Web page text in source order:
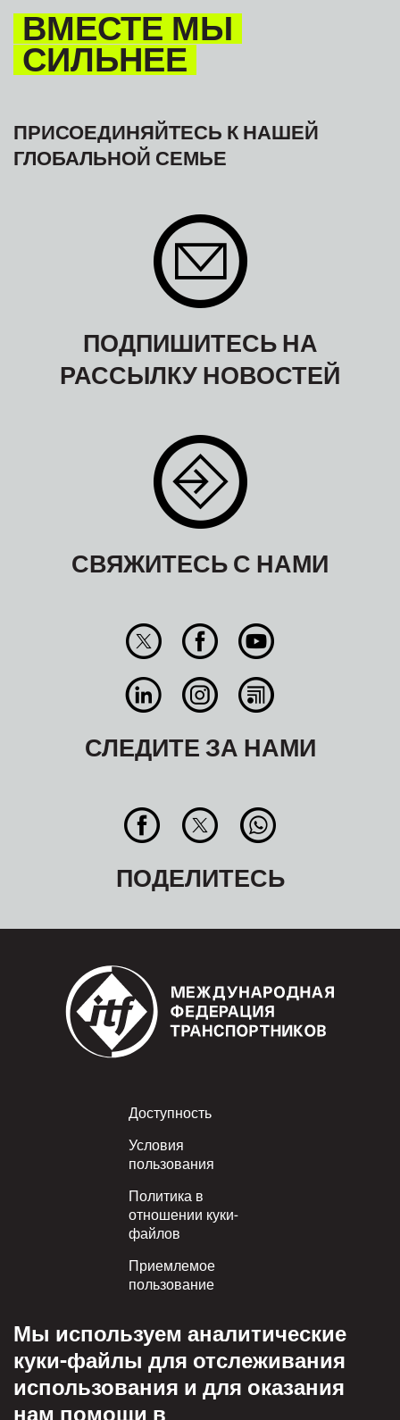
ВМЕСТЕ МЫ
СИЛЬНЕЕ
ПРИСОЕДИНЯЙТЕСЬ К НАШЕЙ
ГЛОБАЛЬНОЙ СЕМЬЕ
ПОДПИШИТЕСЬ НА
РАССЫЛКУ НОВОСТЕЙ
СВЯЖИТЕСЬ С НАМИ
СЛЕДИТЕ ЗА НАМИ
ПОДЕЛИТЕСЬ
Footer
Доступность
Условия
пользования
Политика в
отношении куки-
файлов
Приемлемое
пользование
конфиденциальности
Политика взаимного
уважения
Мы используем аналитические
куки-файлы для отслеживания
использования и для оказания
нам помощи в